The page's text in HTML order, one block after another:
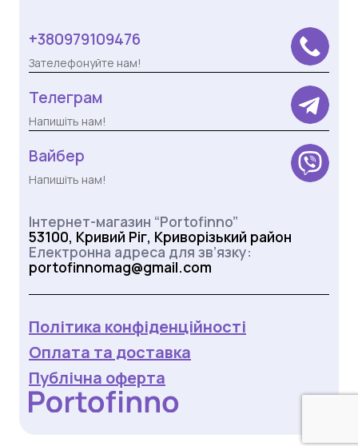
+380979109476
Зателефонуйте нам!
Телеграм
Напишіть нам!
Вайбер
Напишіть нам!
Інтернет-магазин “Portofinno”
53100, Кривий Ріг, Криворізький район
Електронна адреса для зв’язку:
portofinnomag@gmail.com
Політика конфіденційності
Оплата та доставка
Публічна оферта